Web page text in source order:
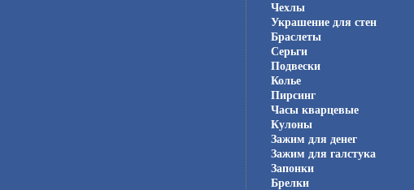
Чехлы
Украшение для стен
Браслеты
Серьги
Подвески
Колье
Пирсинг
Часы кварцевые
Кулоны
Зажим для денег
Зажим для галстука
Запонки
Брелки